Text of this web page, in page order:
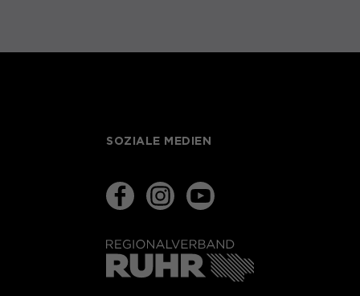
SOZIALE MEDIEN